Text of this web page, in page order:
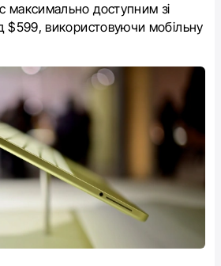
максимально доступним зі
$599, використовуючи мобільну